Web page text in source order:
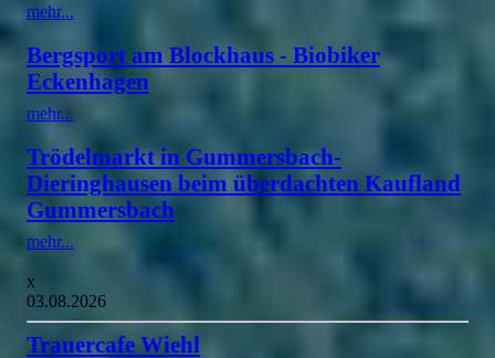
mehr...
Bergsport am Blockhaus - Biobiker
Eckenhagen
mehr...
Trödelmarkt in Gummersbach-
Dieringhausen beim überdachten Kaufland
Gummersbach
mehr...
x
03.08.2026
Trauercafe Wiehl